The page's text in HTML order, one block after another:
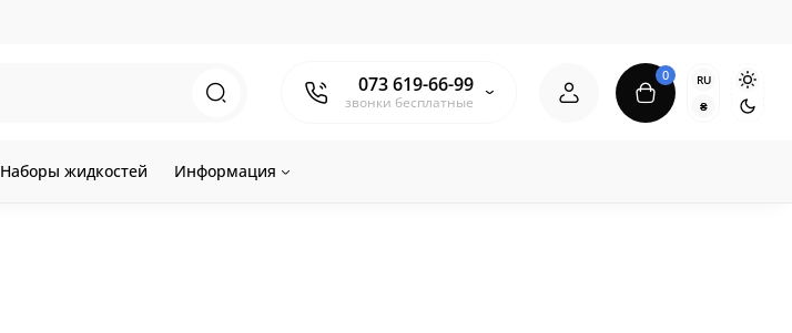
073 619-66-99
звонки бесплатные
0
RU
₴
Наборы жидкостей Информация